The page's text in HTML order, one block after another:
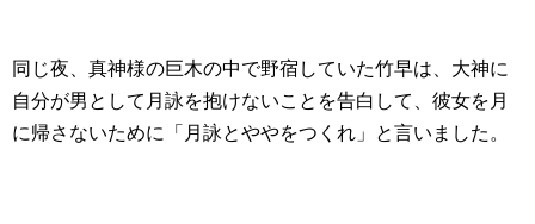
同じ夜、真神様の巨木の中で野宿していた竹早は、大神に
自分が男として月詠を抱けないことを告白して、彼女を月
に帰さないために「月詠とややをつくれ」と言いました。